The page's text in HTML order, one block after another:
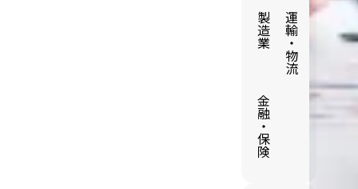
製
造
業
運
輸
・
物
流
金
融
・
保
険